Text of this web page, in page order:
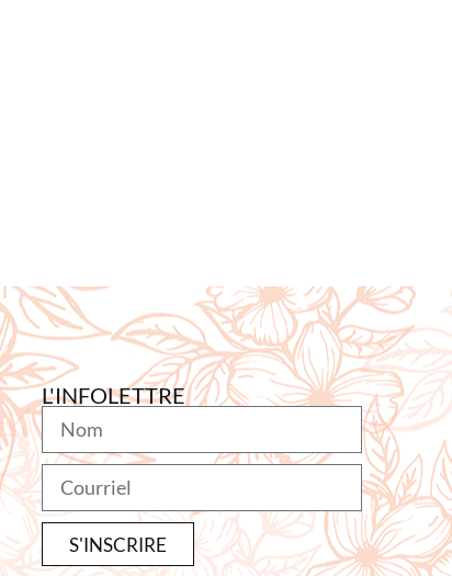
L'INFOLETTRE
S'INSCRIRE